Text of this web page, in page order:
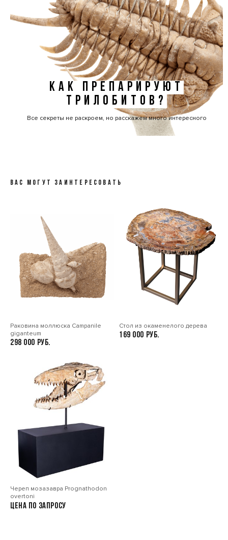
КАК ПРЕПАРИРУЮТ
ТРИЛОБИТОВ?
Все секреты не раскроем, но расскажем много интересного
ВАС МОГУТ ЗАИНТЕРЕСОВАТЬ
Раковина моллюска Сampanile
giganteum
298 000
Стол из окаменелого дерева
169 000
Череп мозазавра Prognathodon
overtoni
Цена по запросу